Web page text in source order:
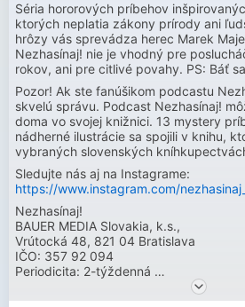
Séria hororových príbehov
ktorých neplatia zákony prírody ani
hrôzy vás sprevádza herec Marek
Nezhasínaj! nie je vhodný pre
rokov, ani pre citlivé povahy. PS: Báť
Pozor! Ak ste fanúšikom podcastu
skvelú správu. Podcast Nezhasínaj!
doma vo svojej knižnici. 13 mystery
nádherné ilustrácie sa spojili v knihu,
vybraných slovenských
Sledujte nás aj na Instagrame:
https://www.instagram.com/
Nezhasínaj!
BAUER MEDIA Slovakia, k.s.,
Vrútocká 48, 821 04 Bratislava
IČO: 357 92 094
Periodicita: 2-týždenná